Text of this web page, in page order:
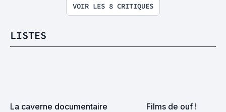
VOIR LES 8 CRITIQUES
LISTES
La caverne documentaire Films de ouf !